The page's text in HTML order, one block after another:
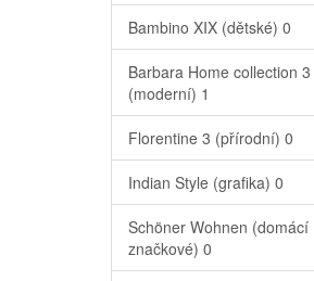
Bambino XIX (dětské) 0
Barbara Home collection 3
(moderní) 1
Florentine 3 (přírodní) 0
Indian Style (grafika) 0
Schöner Wohnen (domácí
značkové) 0